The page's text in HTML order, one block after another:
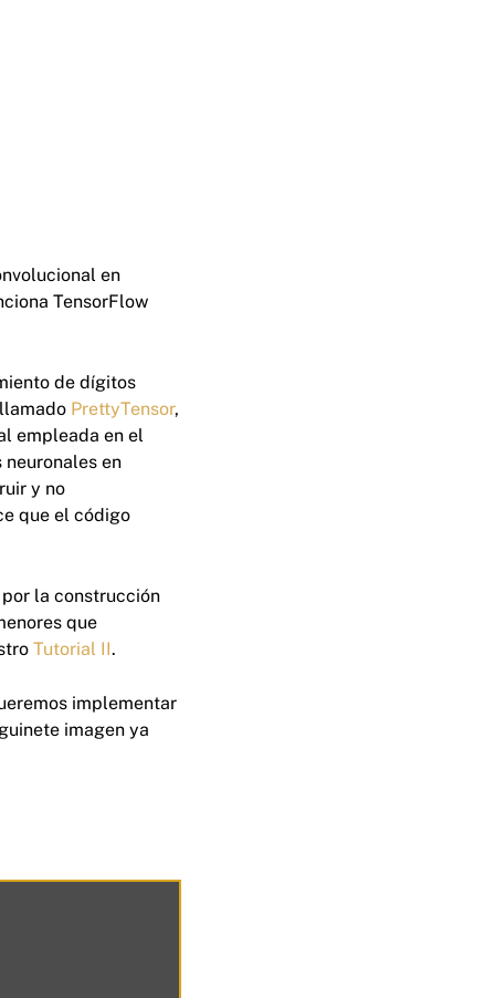
en
TensorFlow
de dígitos
PrettyTensor,
empleada en el
en
y no
que el código
la construcción
que
Tutorial II.
implementar
imagen ya